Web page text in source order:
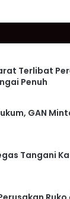
Terlibat
Penuh
GAN
Tangani